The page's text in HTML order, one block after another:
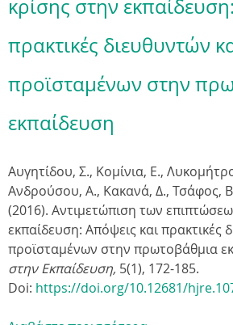
κρίσης στην
πρακτικές διευθυντών
προϊσταμένων στην
εκπαίδευση
Αυγητίδου, Σ., Κομίνια, Ε.,
Ανδρούσου, Α., Κακανά, Δ., Τσάφος,
(2016). Αντιμετώπιση των
εκπαίδευση: Απόψεις και πρακτικές
προϊσταμένων στην πρωτοβάθμια
στην Εκπαίδευση, 5(1), 172-185.
Doi: https://doi.org/10.12681/